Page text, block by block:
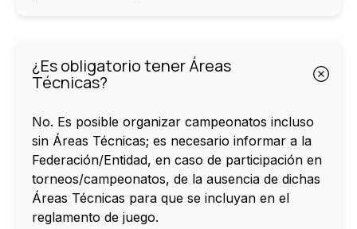
¿Es obligatorio tener Áreas
Técnicas?
No. Es posible organizar campeonatos incluso
sin Áreas Técnicas; es necesario informar a la
Federación/Entidad, en caso de participación en
torneos/campeonatos, de la ausencia de dichas
Áreas Técnicas para que se incluyan en el
reglamento de juego.